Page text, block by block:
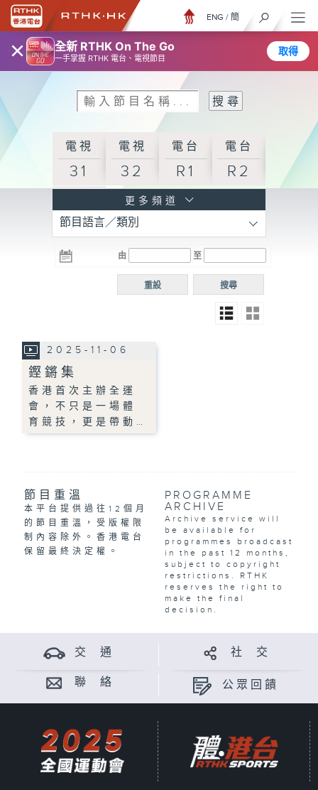
× 全新 RTHK On The Go
一手掌握 RTHK 電台、電視節目
取得
ENG / 簡
電視
31
電視
32
電台
R1
電台
R2
R3
電台 電台
R5
電台
普通
更多頻道
節目語言／類別
由 至
搜尋
重設
2025-11-06
鏗鏘集
香港首次主辦全運
會，不只是一場體
育競技，更是帶動…
節目重溫
本平台提供過往12個月
的節目重溫，受版權限
制內容除外。香港電台
保留最終決定權。
PROGRAMME
ARCHIVE
Archive service will
be available for
programmes broadcast
in the past 12 months,
subject to copyright
restrictions. RTHK
reserves the right to
make the final
decision.
交 通 社 交
聯 絡 公眾回饋